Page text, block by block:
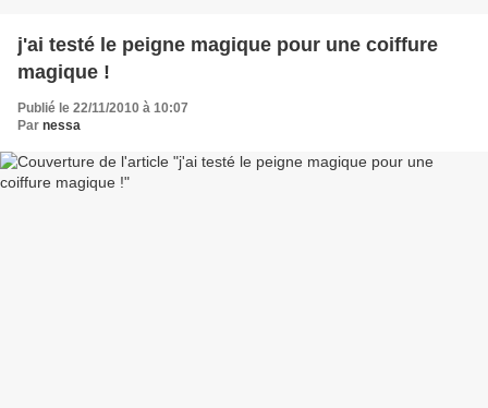
j'ai testé le peigne magique pour une coiffure
magique !
Publié le 22/11/2010 à 10:07
Par nessa